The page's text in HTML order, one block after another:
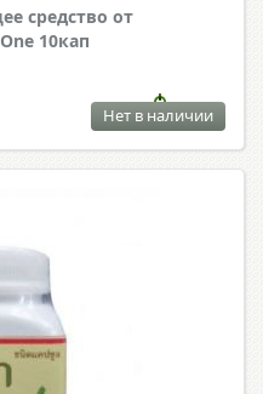
средство от
10кап
Нет в наличии